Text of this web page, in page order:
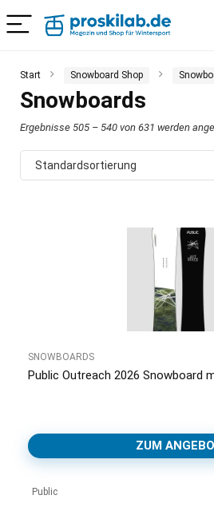
Start Snowboard Shop
Snowboards
Ergebnisse 505 – 540 von 631 werden
Standardsortierung
SNOWBOARDS
Public Outreach 2026 Snowboard
ZUM
Public